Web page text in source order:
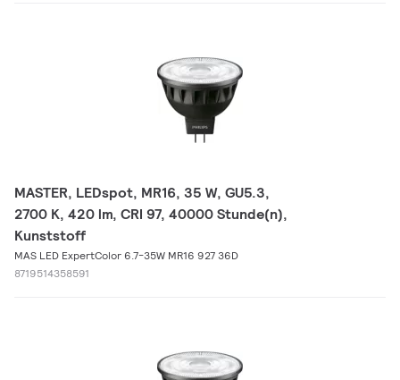
MASTER, LEDspot, MR16, 35 W, GU5.3,
2700 K, 420 lm, CRI 97, 40000 Stunde(n),
Kunststoff
MAS LED ExpertColor 6.7-35W MR16 927 36D
8719514358591